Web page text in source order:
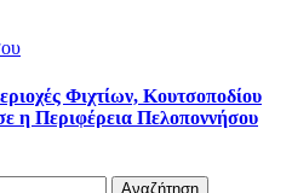
Φιχτίων, Κουτσοποδίου
η Περιφέρεια Πελοποννήσου